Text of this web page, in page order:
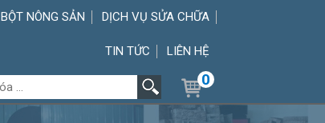
BỘT NÔNG SẢN DỊCH VỤ SỬA CHỮA
TIN TỨC LIÊN HỆ
0